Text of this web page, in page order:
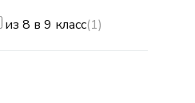
из 8 в 9 класс(1)